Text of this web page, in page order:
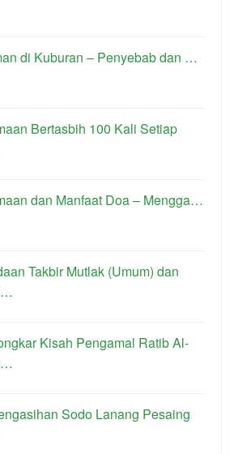
di Kuburan – Penyebab dan …
Bertasbih 100 Kali Setiap
dan Manfaat Doa – Mengga…
Takbir Mutlak (Umum) dan
Kisah Pengamal Ratib Al-
Sodo Lanang Pesaing